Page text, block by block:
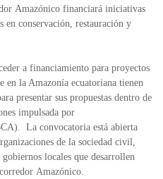
Amazónico financiará iniciativas
en conservación, restauración y
a financiamiento para proyectos
en la Amazonía ecuatoriana tienen
presentar sus propuestas dentro de
impulsada por
La convocatoria está abierta
de la sociedad civil,
locales que desarrollen
Amazónico.